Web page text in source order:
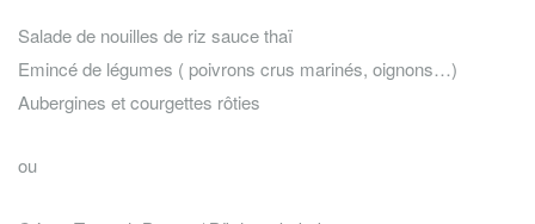
Salade de nouilles de riz sauce thaï
Emincé de légumes ( poivrons crus marinés, oignons…)
Aubergines et courgettes rôties
ou